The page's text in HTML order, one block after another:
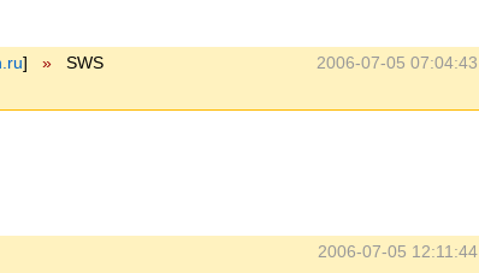
2006-07-05 07:04:43
] » SWS
2006-07-05 12:11:44